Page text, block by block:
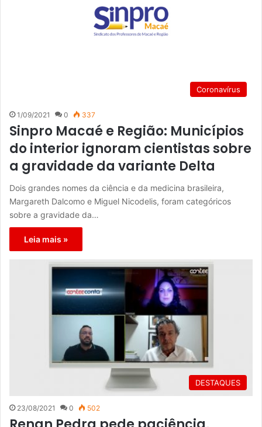
Coronavírus
1/09/2021 0 337
Sinpro Macaé e Região: Municípios
do interior ignoram cientistas sobre
a gravidade da variante Delta
Dois grandes nomes da ciência e da medicina brasileira,
Margareth Dalcomo e Miguel Nicodelis, foram categóricos
sobre a gravidade da…
Leia mais »
DESTAQUES
23/08/2021 0 502